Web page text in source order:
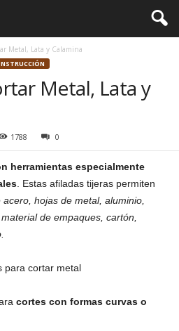
Metal, Lata y Calamina
Metal, Lata y
1788 0
herramientas especialmente
. Estas afiladas tijeras permiten
hojas de metal, aluminio,
de empaques, cartón,
cortes con formas curvas o